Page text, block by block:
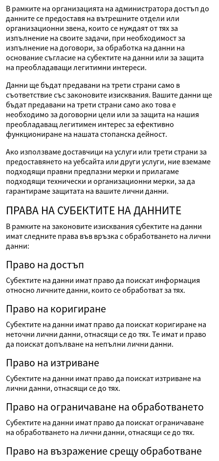
В рамките на организацията на администратора достъп до
данните се предоставя на вътрешните отдели или
организационни звена, които се нуждаят от тях за
изпълнение на своите задачи, при необходимост за
изпълнение на договори, за обработка на данни на
основание съгласие на субектите на данни или за защита
на преобладаващи легитимни интереси.
Данни ще бъдат предавани на трети страни само в
съответствие със законовите изисквания. Вашите данни ще
бъдат предавани на трети страни само ако това е
необходимо за договорни цели или за защита на нашия
преобладаващ легитимен интерес за ефективно
функциониране на нашата стопанска дейност.
Ако използваме доставчици на услуги или трети страни за
предоставянето на уебсайта или други услуги, ние вземаме
подходящи правни предпазни мерки и прилагаме
подходящи технически и организационни мерки, за да
гарантираме защитата на вашите лични данни.
ПРАВА НА СУБЕКТИТЕ НА ДАННИТЕ
В рамките на законовите изисквания субектите на данни
имат следните права във връзка с обработването на лични
данни:
Право на достъп
Субектите на данни имат право да поискат информация
относно личните данни, които се обработват за тях.
Право на коригиране
Субектите на данни имат право да поискат коригиране на
неточни лични данни, отнасящи се до тях. Те имат и право
да поискат допълване на непълни лични данни.
Право на изтриване
Субектите на данни имат право да поискат изтриване на
лични данни, отнасящи се до тях.
Право на ограничаване на обработването
Субектите на данни имат право да поискат ограничаване
на обработването на лични данни, отнасящи се до тях.
Право на възражение срещу обработване